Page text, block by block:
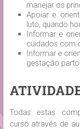
manejar os
Apoiar e
luto, quando
Informar e
cuidados com
Informar e
gestação
Todas estas
curso através de